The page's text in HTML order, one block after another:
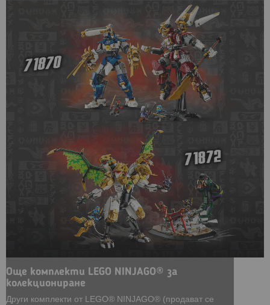
Още комплекти LEGO NINJAGO® за
колекциониране
Други комплекти от LEGO® NINJAGO® (продават се